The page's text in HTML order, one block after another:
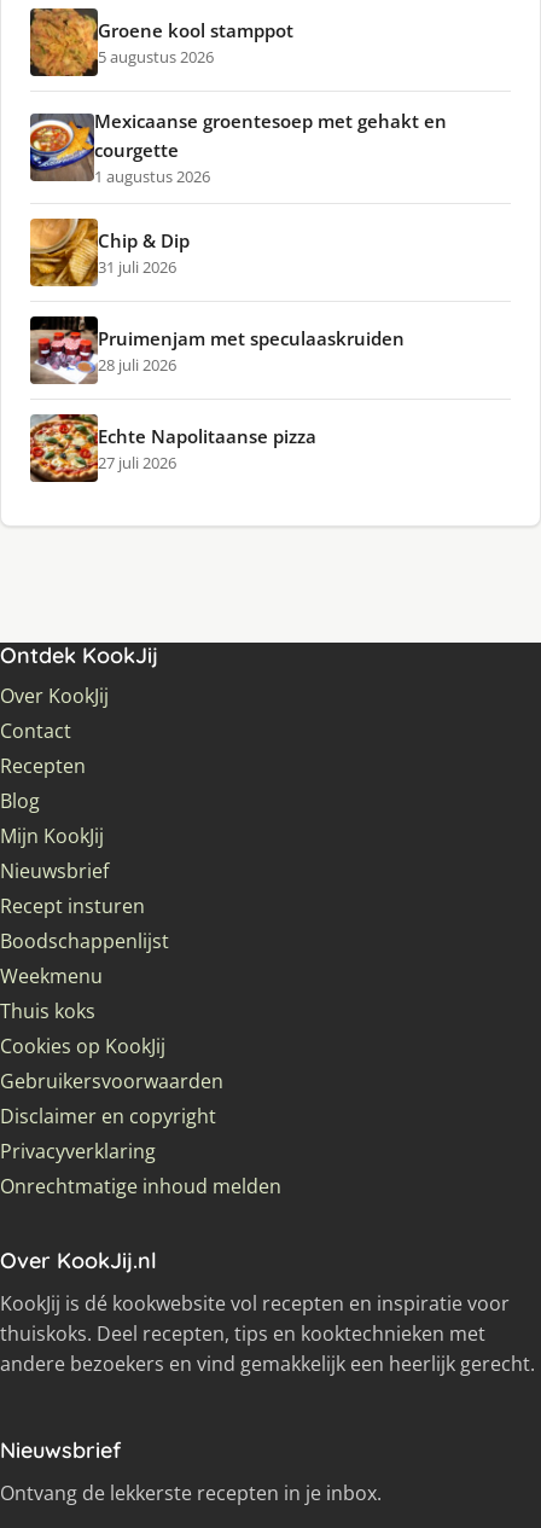
Groene kool stamppot
5 augustus 2026
Mexicaanse groentesoep met gehakt en
courgette
1 augustus 2026
Chip & Dip
31 juli 2026
Pruimenjam met speculaaskruiden
28 juli 2026
Echte Napolitaanse pizza
27 juli 2026
Ontdek KookJij
Over KookJij
Contact
Recepten
Blog
Mijn KookJij
Nieuwsbrief
Recept insturen
Boodschappenlijst
Weekmenu
Thuis koks
Cookies op KookJij
Gebruikersvoorwaarden
Disclaimer en copyright
Privacyverklaring
Onrechtmatige inhoud melden
Over KookJij.nl
KookJij is dé kookwebsite vol recepten en inspiratie voor
thuiskoks. Deel recepten, tips en kooktechnieken met
andere bezoekers en vind gemakkelijk een heerlijk gerecht.
Nieuwsbrief
Ontvang de lekkerste recepten in je inbox.